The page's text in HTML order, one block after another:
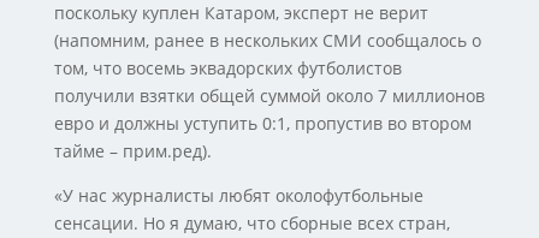
поскольку куплен Катаром, эксперт не верит
(напомним, ранее в нескольких СМИ сообщалось о
том, что восемь эквадорских футболистов
получили взятки общей суммой около 7 миллионов
евро и должны уступить 0:1, пропустив во втором
тайме – прим.ред).
«У нас журналисты любят околофутбольные
сенсации. Но я думаю, что сборные всех стран,